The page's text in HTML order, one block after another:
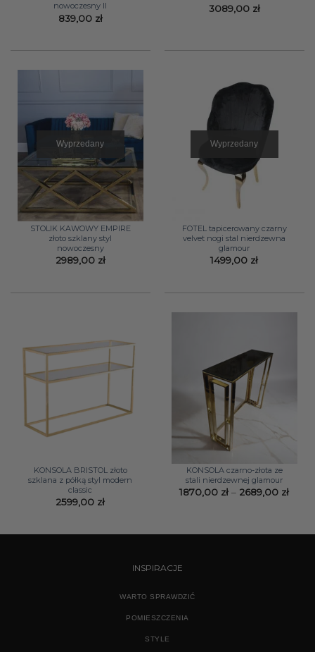
nowoczesny II
839,00 zł
3089,00 zł
Wyprzedany
STOLIK KAWOWY EMPIRE
złoto szklany styl
nowoczesny
2989,00 zł
Wyprzedany
FOTEL tapicerowany czarny
velvet nogi stal nierdzewna
glamour
1499,00 zł
KONSOLA BRISTOL złoto
szklana z półką styl modern
classic
2599,00 zł
KONSOLA czarno-złota ze
stali nierdzewnej glamour
1870,00 zł – 2689,00 zł
INSPIRACJE
WARTO SPRAWDZIĆ
POMIESZCZENIA
STYLE